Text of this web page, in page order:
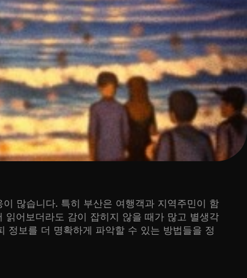
많습니다. 특히 부산은 여행객과 지역주민이 함
어보더라도 감이 잡히지 않을 때가 많고 별생각
정보를 더 명확하게 파악할 수 있는 방법들을 정